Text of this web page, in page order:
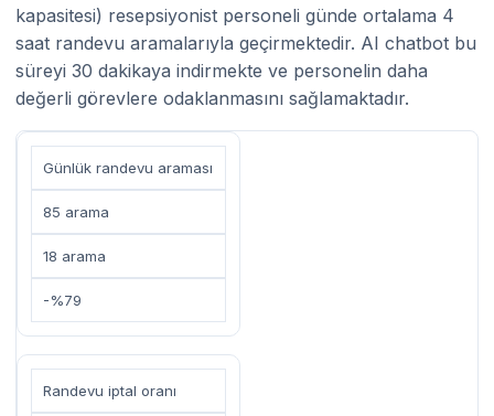
kapasitesi) resepsiyonist personeli günde ortalama 4
saat randevu aramalarıyla geçirmektedir. AI chatbot bu
süreyi 30 dakikaya indirmekte ve personelin daha
değerli görevlere odaklanmasını sağlamaktadır.
Günlük randevu araması
85 arama
18 arama
-%79
Randevu iptal oranı